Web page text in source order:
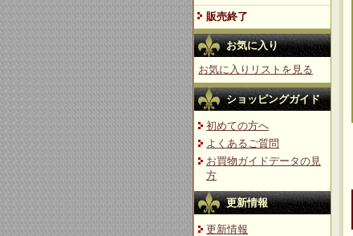
販売終了
お気に入り
お気に入りリストを見る
ショッピングガイド
初めての方へ
よくあるご質問
お買物ガイドデータの見
方
更新情報
更新情報